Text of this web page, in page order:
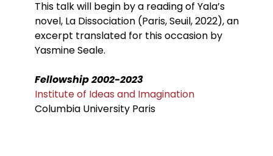
This talk will begin by a reading of Yala’s
novel, La Dissociation (Paris, Seuil, 2022), an
excerpt translated for this occasion by
Yasmine Seale.
Fellowship 2002-2023
Institute of Ideas and Imagination
Columbia University Paris